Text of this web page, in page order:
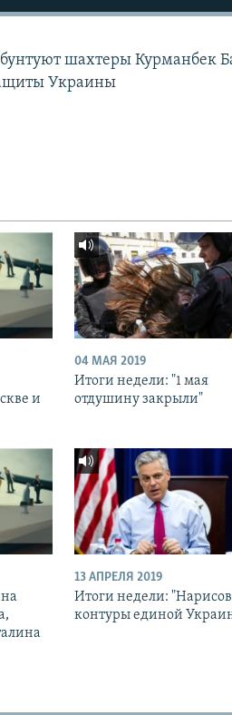
шахтеры Курманбек
Украины
и
04 МАЯ 2019
Итоги недели: "1 мая
отдушину закрыли"
13 АПРЕЛЯ 2019
Итоги недели:
контуры единой